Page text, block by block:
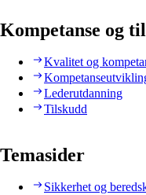
Kompetanse og
Kvalitet og
Lederutdanning
Tilskudd
Temasider
Sikkerhet og